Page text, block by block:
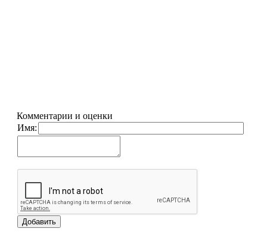
Комментарии и оценки
Имя: